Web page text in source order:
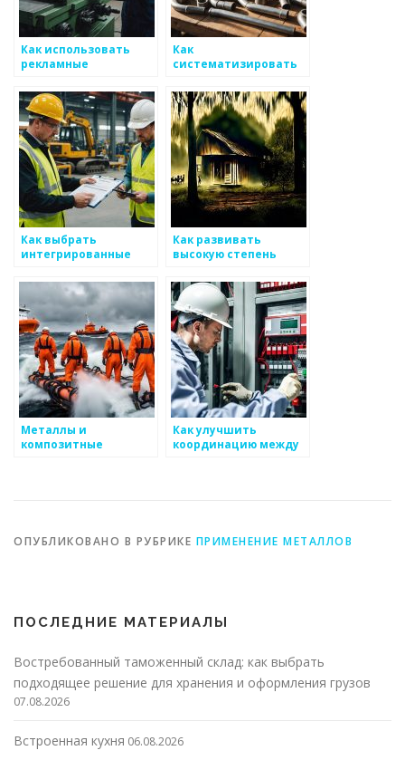
Как использовать
рекламные
продвижения
металлоизделий
Как
систематизировать
данные для
металоизделий
Как выбрать
интегрированные
управления
финансами в
производстве
металоизделий
Как развивать
высокую степень
бизнесе
Металлы и
композитные
Как улучшить
координацию между
ОПУБЛИКОВАНО В РУБРИКЕ ПРИМЕНЕНИЕ МЕТАЛЛОВ
ПОСЛЕДНИЕ МАТЕРИАЛЫ
Востребованный таможенный склад: как выбрать
подходящее решение для хранения и оформления грузов
07.08.2026
Встроенная кухня 06.08.2026